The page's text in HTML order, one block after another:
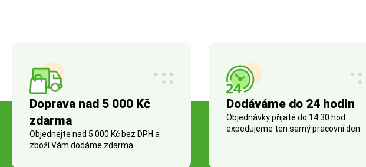
Doprava nad 5 000 Kč
zdarma
Objednejte nad 5 000 Kč bez DPH a
zboží Vám dodáme zdarma.
Dodáváme do 24 hodin
Objednávky přijaté do 14:30 hod.
expedujeme ten samý pracovní den.